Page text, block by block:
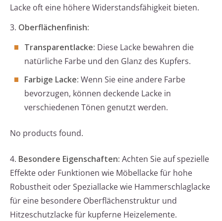
Lacke oft eine höhere Widerstandsfähigkeit bieten.
3. Oberflächenfinish:
Transparentlacke: Diese Lacke bewahren die
natürliche Farbe und den Glanz des Kupfers.
Farbige Lacke: Wenn Sie eine andere Farbe
bevorzugen, können deckende Lacke in
verschiedenen Tönen genutzt werden.
No products found.
4. Besondere Eigenschaften: Achten Sie auf spezielle
Effekte oder Funktionen wie Möbellacke für hohe
Robustheit oder Speziallacke wie Hammerschlaglacke
für eine besondere Oberflächenstruktur und
Hitzeschutzlacke für kupferne Heizelemente.